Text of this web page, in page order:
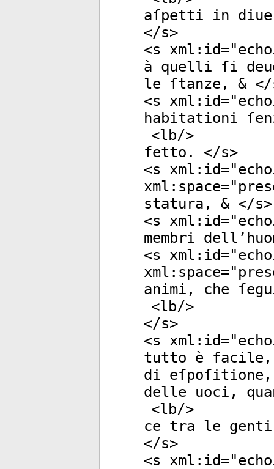
aſpetti in
</s>
<s xml:id="
à quelli ſi
le ſtanze, & </
<s xml:id="
habitationi
<lb/>
fetto. </s>
<s xml:id="
xml:space="
statura, & </s>
<s xml:id="
membri
<s xml:id="
xml:space="
animi, che
<lb/>
</s>
<s xml:id="
tutto è facile,
di
delle uoci,
<lb/>
ce tra le genti
</s>
<s xml:id="